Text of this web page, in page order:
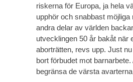
riskerna för Europa, ja hela
upphör och snabbast
andra delar av världen
utvecklingen 50 år bakåt när
aborträtten, revs upp. Just
bort förbudet mot
begränsa de värsta